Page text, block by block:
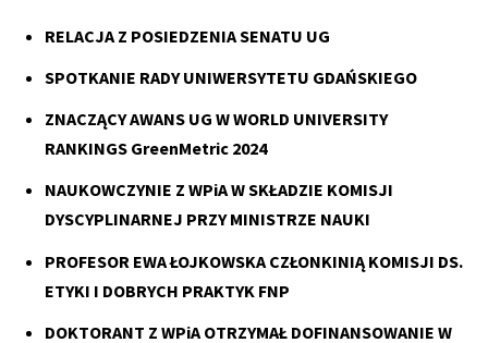
RELACJA Z POSIEDZENIA SENATU UG
SPOTKANIE RADY UNIWERSYTETU GDAŃSKIEGO
ZNACZĄCY AWANS UG W WORLD UNIVERSITY
RANKINGS GreenMetric 2024
NAUKOWCZYNIE Z WPiA W SKŁADZIE KOMISJI
DYSCYPLINARNEJ PRZY MINISTRZE NAUKI
PROFESOR EWA ŁOJKOWSKA CZŁONKINIĄ KOMISJI DS.
ETYKI I DOBRYCH PRAKTYK FNP
DOKTORANT Z WPiA OTRZYMAŁ DOFINANSOWANIE W